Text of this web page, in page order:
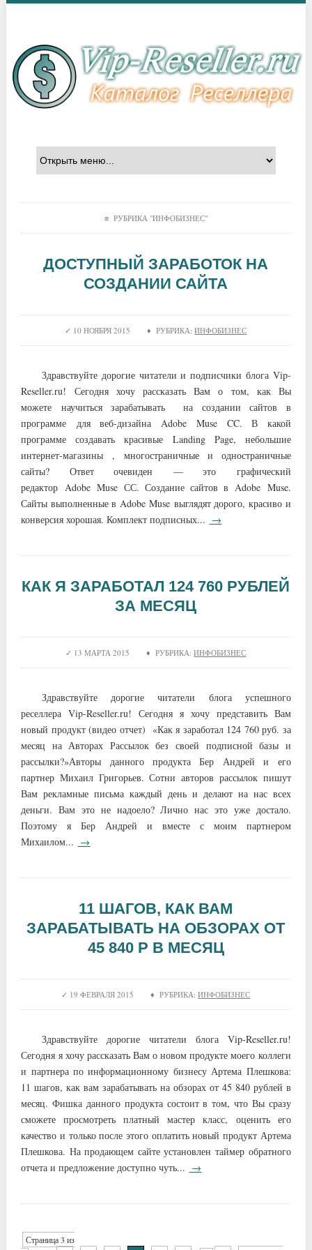
≡ РУБРИКА "ИНФОБИЗНЕС"
ДОСТУПНЫЙ ЗАРАБОТОК НА
СОЗДАНИИ САЙТА
10 НОЯБРЯ 2015 ♦ РУБРИКА:ИНФОБИЗНЕС
Здравствуйте дорогие читатели и подписчики блога Vip-
Reseller.ru! Сегодня хочу рассказать Вам о том, как Вы
можете научиться зарабатывать на создании сайтов в
программе для веб-дизайна Adobe Muse CC. В какой
программе создавать красивые Landing Page, небольшие
интернет-магазины , многостраничные и одностраничные
сайты? Ответ очевиден — это графический
редактор Adobe Muse СС. Создание сайтов в Adobe Muse.
Сайты выполненные в Adobe Muse выглядят дорого, красиво и
конверсия хорошая. Комплект подписных... →
КАК Я ЗАРАБОТАЛ 124 760 РУБЛЕЙ
ЗА МЕСЯЦ
13 МАРТА 2015 ♦ РУБРИКА:ИНФОБИЗНЕС
Здравствуйте дорогие читатели блога успешного
реселлера Vip-Reseller.ru! Сегодня я хочу представить Вам
новый продукт (видео отчет) «Как я заработал 124 760 руб. за
месяц на Авторах Рассылок без своей подписной базы и
рассылки?»Авторы данного продукта Бер Андрей и его
партнер Михаил Григорьев. Сотни авторов рассылок пишут
Вам рекламные письма каждый день и делают на нас всех
деньги. Вам это не надоело? Лично нас это уже достало.
Поэтому я Бер Андрей и вместе с моим партнером
Михаилом... →
11 ШАГОВ, КАК ВАМ
ЗАРАБАТЫВАТЬ НА ОБЗОРАХ ОТ
45 840 Р В МЕСЯЦ
19 ФЕВРАЛЯ 2015 ♦ РУБРИКА:ИНФОБИЗНЕС
Здравствуйте дорогие читатели блога Vip-Reseller.ru!
Сегодня я хочу рассказать Вам о новом продукте моего коллеги
и партнера по информационному бизнесу Артема Плешкова:
11 шагов, как вам зарабатывать на обзорах от 45 840 рублей в
месяц. Фишка данного продукта состоит в том, что Вы сразу
сможете просмотреть платный мастер класс, оценить его
качество и только после этого оплатить новый продукт Артема
Плешкова. На продающем сайте установлен таймер обратного
отчета и предложение доступно чуть... →
Страница 3 из